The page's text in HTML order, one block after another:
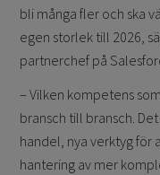
bli många fler och ska
egen storlek till 2026,
partnerchef på
– Vilken kompetens
bransch till bransch.
handel, nya verktyg
hantering av mer